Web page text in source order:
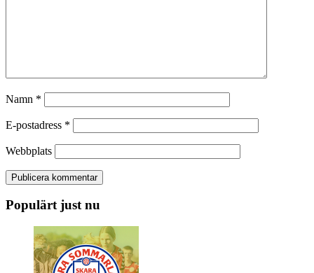
Namn *
E-postadress *
Webbplats
Populärt just nu